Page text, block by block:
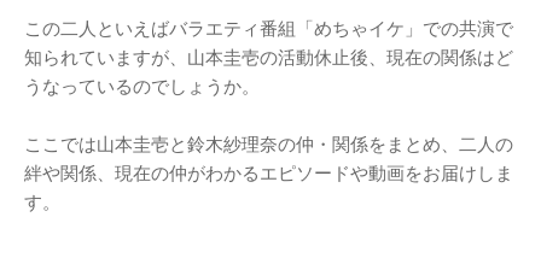
この二人といえばバラエティ番組「めちゃイケ」での共演で
知られていますが、山本圭壱の活動休止後、現在の関係はど
うなっているのでしょうか。
ここでは山本圭壱と鈴木紗理奈の仲・関係をまとめ、二人の
絆や関係、現在の仲がわかるエピソードや動画をお届けしま
す。